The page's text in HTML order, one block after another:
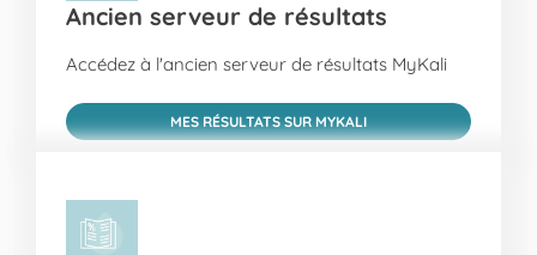
Ancien serveur de résultats
Accédez à l'ancien serveur de résultats MyKali
MES RÉSULTATS SUR MYKALI